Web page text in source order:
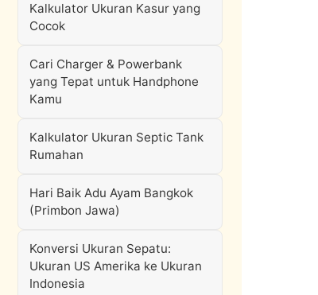
Kalkulator Ukuran Kasur yang
Cocok
Cari Charger & Powerbank
yang Tepat untuk Handphone
Kamu
Kalkulator Ukuran Septic Tank
Rumahan
Hari Baik Adu Ayam Bangkok
(Primbon Jawa)
Konversi Ukuran Sepatu:
Ukuran US Amerika ke Ukuran
Indonesia